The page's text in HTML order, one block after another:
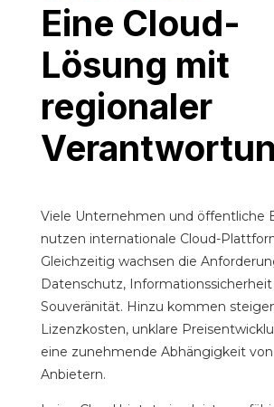
Eine Cloud-
Lösung mit
regionaler
Viele Unternehmen und öffentliche
nutzen internationale Cloud-
Gleichzeitig wachsen die
Datenschutz,
Souveränität. Hinzu kommen
Lizenzkosten, unklare
eine zunehmende Abhängigkeit
Anbietern.